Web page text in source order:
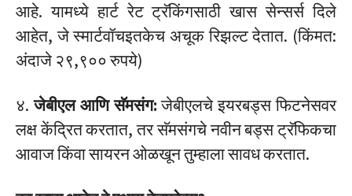
आहे. यामध्ये हार्ट रेट ट्रॅकिंगसाठी खास सेन्सर्स दिले
आहेत, जे स्मार्टवॉचइतकेच अचूक रिझल्ट देतात. (किंमत:
अंदाजे २९,९०० रुपये)
४.जेबीएल आणि सॅमसंग:जेबीएलचे इयरबड्स फिटनेसवर
लक्ष केंद्रित करतात, तर सॅमसंगचे नवीन बड्स ट्रॅफिकचा
आवाज किंवा सायरन ओळखून तुम्हाला सावध करतात.